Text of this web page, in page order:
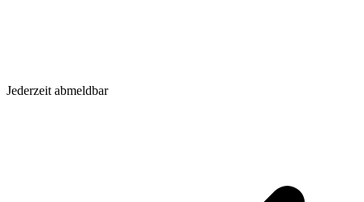
Jederzeit abmeldbar